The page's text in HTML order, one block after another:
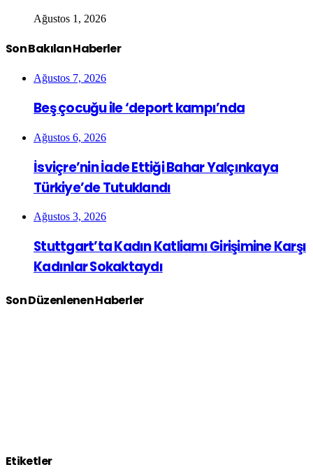
Ağustos 1, 2026
Son Bakılan Haberler
Ağustos 7, 2026
Beş çocuğu ile ‘deport kampı’nda
Ağustos 6, 2026
İsviçre’nin İade Ettiği Bahar Yalçınkaya
Türkiye’de Tutuklandı
Ağustos 3, 2026
Stuttgart’ta Kadın Katliamı Girişimine Karşı
Kadınlar Sokaktaydı
Son Düzenlenen Haberler
Etiketler